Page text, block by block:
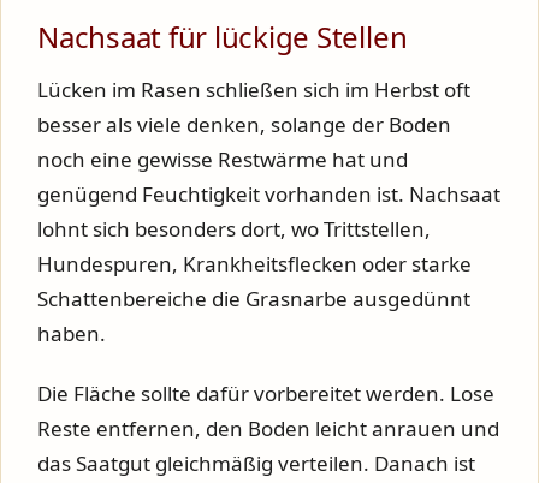
Nachsaat für lückige Stellen
Lücken im Rasen schließen sich im Herbst oft
besser als viele denken, solange der Boden
noch eine gewisse Restwärme hat und
genügend Feuchtigkeit vorhanden ist. Nachsaat
lohnt sich besonders dort, wo Trittstellen,
Hundespuren, Krankheitsflecken oder starke
Schattenbereiche die Grasnarbe ausgedünnt
haben.
Die Fläche sollte dafür vorbereitet werden. Lose
Reste entfernen, den Boden leicht anrauen und
das Saatgut gleichmäßig verteilen. Danach ist